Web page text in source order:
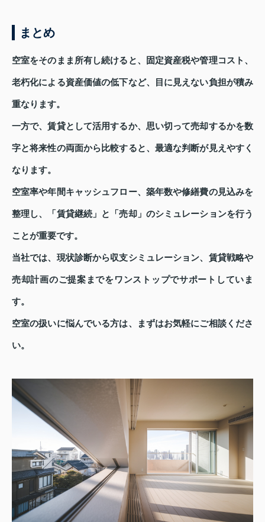
まとめ
空室をそのまま所有し続けると、固定資産税や管理コスト、
老朽化による資産価値の低下など、目に見えない負担が積み
重なります。
一方で、賃貸として活用するか、思い切って売却するかを数
字と将来性の両面から比較すると、最適な判断が見えやすく
なります。
空室率や年間キャッシュフロー、築年数や修繕費の見込みを
整理し、「賃貸継続」と「売却」のシミュレーションを行う
ことが重要です。
当社では、現状診断から収支シミュレーション、賃貸戦略や
売却計画のご提案までをワンストップでサポートしていま
す。
空室の扱いに悩んでいる方は、まずはお気軽にご相談くださ
い。